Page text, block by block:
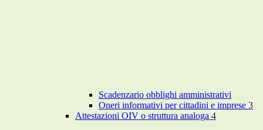
Scadenzario obblighi amministrativi
Oneri informativi per cittadini e imprese 3
Attestazioni OIV o struttura analoga 4